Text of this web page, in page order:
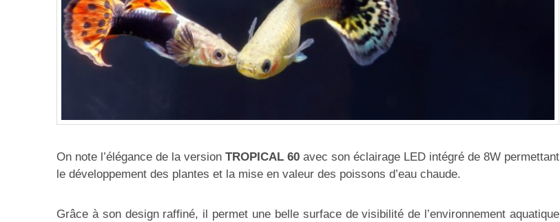
On note l’élégance de la version TROPICAL 60 avec son éclairage LED intégré de 8W permettant
le développement des plantes et la mise en valeur des poissons d’eau chaude.
Grâce à son design raffiné, il permet une belle surface de visibilité de l’environnement aquatique